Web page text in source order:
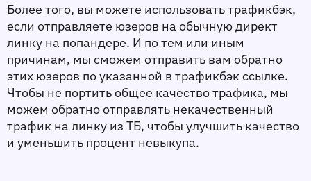
Более того, вы можете использовать трафикбэк,
если отправляете юзеров на обычную директ
линку на попандере. И по тем или иным
причинам, мы сможем отправить вам обратно
этих юзеров по указанной в трафикбэк ссылке.
Чтобы не портить общее качество трафика, мы
можем обратно отправлять некачественный
трафик на линку из ТБ, чтобы улучшить качество
и уменьшить процент невыкупа.